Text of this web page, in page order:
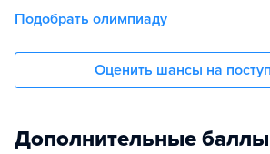
Подобрать олимпиаду
Оценить шансы на
Дополнительные